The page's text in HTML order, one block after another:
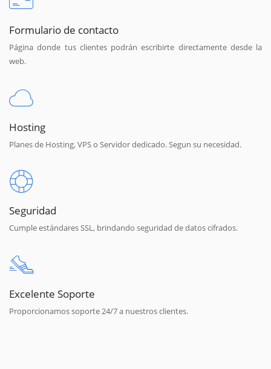
Formulario de contacto
Página donde tus clientes podrán escribirte directamente desde la
web.
Hosting
Planes de Hosting, VPS o Servidor dedicado. Segun su necesidad.
Seguridad
Cumple estándares SSL, brindando seguridad de datos cifrados.
Excelente Soporte
Proporcionamos soporte 24/7 a nuestros clientes.